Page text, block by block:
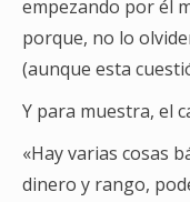
empezando por él
porque, no lo
(aunque esta
Y para muestra, el
«Hay varias cosas
dinero y rango,